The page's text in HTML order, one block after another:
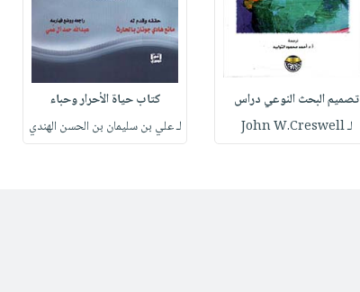
تصميم البحث النوعي دراس
لـ John W.Creswell
كتاب حياة الأحرار وحباء
لـ علي بن سليمان بن الحسن الهندي